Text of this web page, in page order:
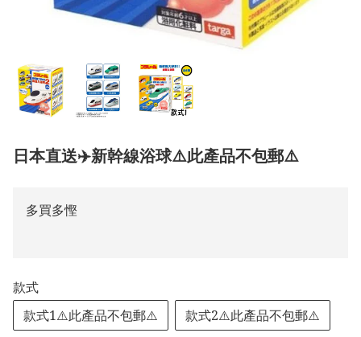
日本直送✈️新幹線浴球⚠️此產品不包郵⚠️
多買多慳
款式
款式1⚠️此產品不包郵⚠️
款式2⚠️此產品不包郵⚠️